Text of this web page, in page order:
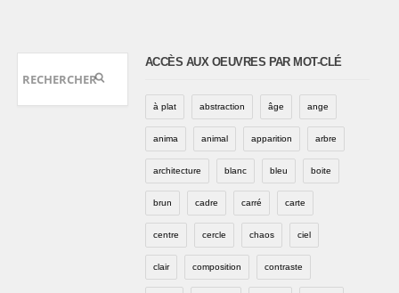
ACCÈS AUX OEUVRES PAR MOT-CLÉ
à plat abstraction âge ange
anima animal apparition arbre
architecture blanc bleu boite
brun cadre carré carte
centre cercle chaos ciel
clair composition contraste